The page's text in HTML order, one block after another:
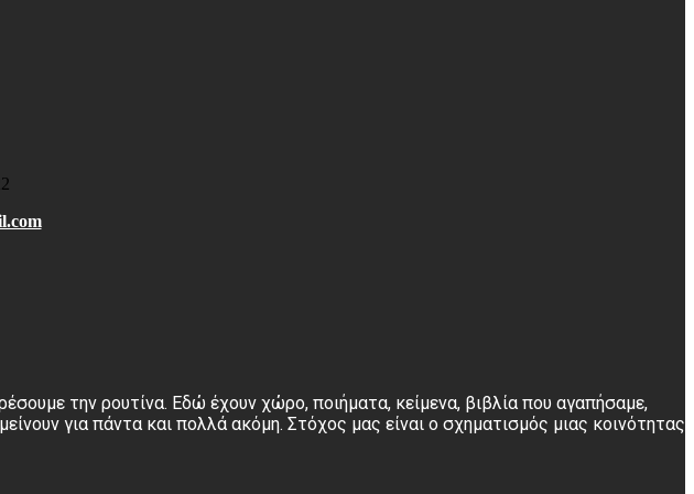
την ρουτίνα. Εδώ έχουν χώρο, ποιήματα, κείμενα, βιβλία που αγαπήσαμε,
για πάντα και πολλά ακόμη. Στόχος μας είναι ο σχηματισμός μιας κοινότητας